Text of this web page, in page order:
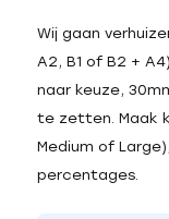
Wij gaan
A2, B1 of B2 +
naar keuze,
te zetten. Maak
Medium of
percentages.